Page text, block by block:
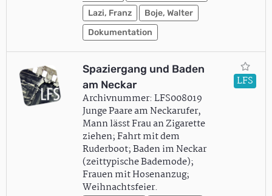
Lazi, Franz
Boje, Walter
Dokumentation
Spaziergang und Baden
am Neckar
Archivnummer: LFS008019
Junge Paare am Neckarufer,
Mann lässt Frau an Zigarette
ziehen; Fahrt mit dem
Ruderboot; Baden im Neckar
(zeittypische Bademode);
Frauen mit Hosenanzug;
Weihnachtsfeier.
LFS